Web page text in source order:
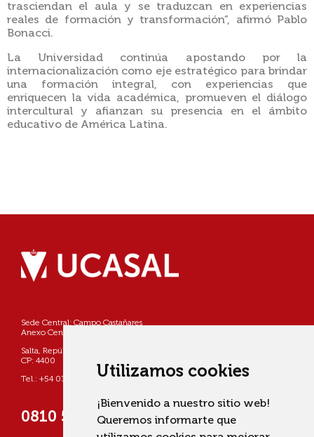
Utilizamos cookies
¡Bienvenido a nuestro sitio web!
Queremos informarte que
trasciendan el aula y se traduzcan en experiencias
reales de formación y transformación”, afirmó Pablo
Bonacci.
La Universidad continúa apostando por la
internacionalización como eje estratégico para brindar
una formación integral, con experiencias que
enriquecen la vida académica, promueven el diálogo
intercultural y afianzan su presencia en el ámbito
educativo de América Latina.
Sede Central: Campo Castañares
Anexo Centro: Pellegrini 790
Salta, República Argentina
CP: 4400
Tel.: +54 0387 4268800
0810 555 822725 (UCASAL)